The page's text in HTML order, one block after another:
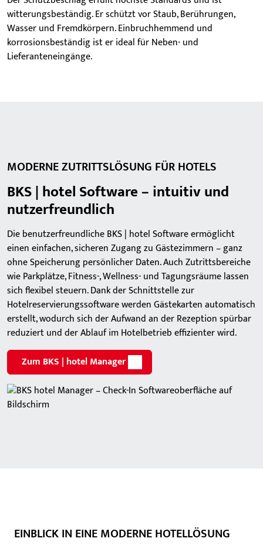
witterungsbeständig. Er schützt vor Staub, Berührungen,
Wasser und Fremdkörpern. Einbruchhemmend und
korrosionsbeständig ist er ideal für Neben- und
Lieferanteneingänge.
MODERNE ZUTRITTSLÖSUNG FÜR HOTELS
BKS | hotel Software – intuitiv und
nutzerfreundlich
Die benutzerfreundliche BKS | hotel Software ermöglicht
einen einfachen, sicheren Zugang zu Gästezimmern – ganz
ohne Speicherung persönlicher Daten. Auch Zutrittsbereiche
wie Parkplätze, Fitness-, Wellness- und Tagungsräume lassen
sich flexibel steuern. Dank der Schnittstelle zur
Hotelreservierungssoftware werden Gästekarten automatisch
erstellt, wodurch sich der Aufwand an der Rezeption spürbar
reduziert und der Ablauf im Hotelbetrieb effizienter wird.
Zum BKS | hotel Manager
EINBLICK IN EINE MODERNE HOTELLÖSUNG